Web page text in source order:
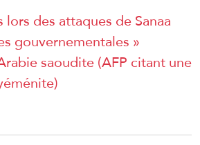
des attaques de Sanaa
gouvernementales »
saoudite (AFP citant une